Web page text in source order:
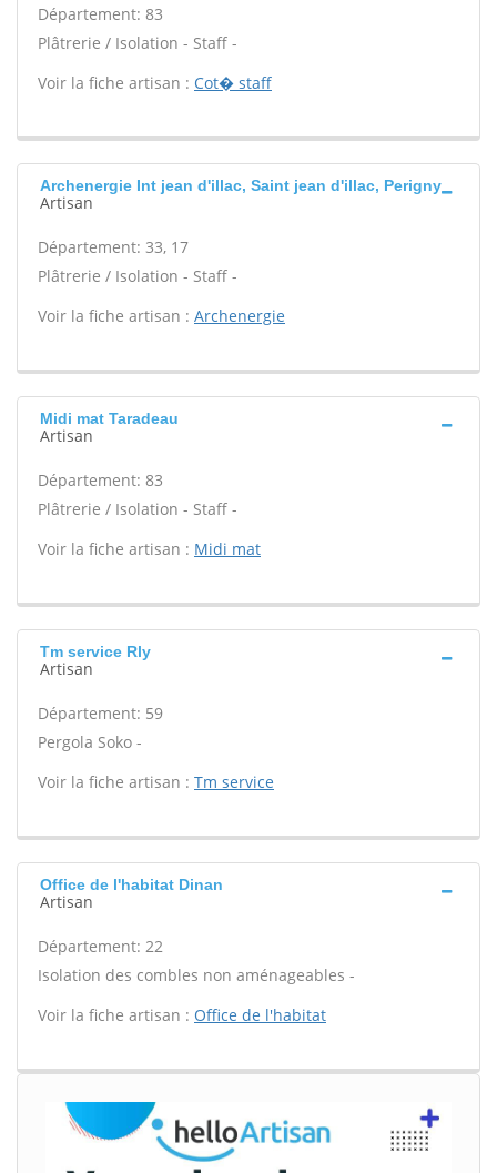
Département: 83
Plâtrerie / Isolation - Staff -
Voir la fiche artisan : Cot� staff
Archenergie Int jean d'illac, Saint jean d'illac, Perigny
Artisan
Département: 33, 17
Plâtrerie / Isolation - Staff -
Voir la fiche artisan : Archenergie
Midi mat Taradeau
Artisan
Département: 83
Plâtrerie / Isolation - Staff -
Voir la fiche artisan : Midi mat
Tm service Rly
Artisan
Département: 59
Pergola Soko -
Voir la fiche artisan : Tm service
Office de l'habitat Dinan
Artisan
Département: 22
Isolation des combles non aménageables -
Voir la fiche artisan : Office de l'habitat